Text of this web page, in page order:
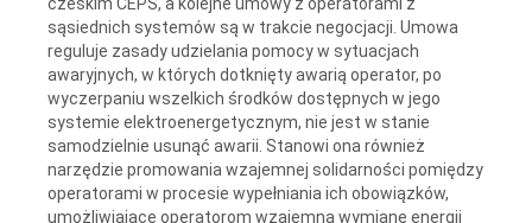
sąsiednich systemów są w trakcie negocjacji. Umowa
reguluje zasady udzielania pomocy w sytuacjach
awaryjnych, w których dotknięty awarią operator, po
wyczerpaniu wszelkich środków dostępnych w jego
systemie elektroenergetycznym, nie jest w stanie
samodzielnie usunąć awarii. Stanowi ona również
narzędzie promowania wzajemnej solidarności pomiędzy
operatorami w procesie wypełniania ich obowiązków,
umożliwiające operatorom wzajemną wymianę energii